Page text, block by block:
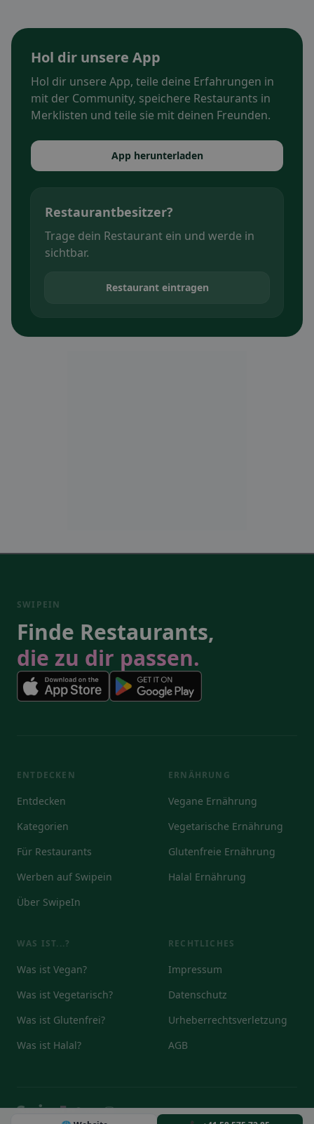
Hol dir unsere App
Hol dir unsere App, teile deine Erfahrungen in
mit der Community, speichere Restaurants in
Merklisten und teile sie mit deinen Freunden.
App herunterladen
Restaurantbesitzer?
Trage dein Restaurant ein und werde in
sichtbar.
Restaurant eintragen
SWIPEIN
Finde Restaurants,
die zu dir passen.
ENTDECKEN
Entdecken
Kategorien
Für Restaurants
Werben auf Swipein
Über SwipeIn
ERNÄHRUNG
Vegane Ernährung
Vegetarische Ernährung
Glutenfreie Ernährung
Halal Ernährung
WAS IST...?
Was ist Vegan?
Was ist Vegetarisch?
Was ist Glutenfrei?
Was ist Halal?
RECHTLICHES
Impressum
Datenschutz
Urheberrechtsverletzung
AGB
© 2026